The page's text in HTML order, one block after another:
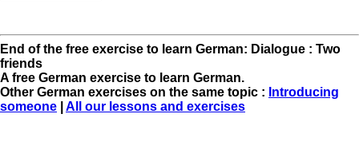
End of the free exercise to learn German: Dialogue : Two
friends
A free German exercise to learn German.
Other German exercises on the same topic : Introducing
someone
All our lessons and exercises